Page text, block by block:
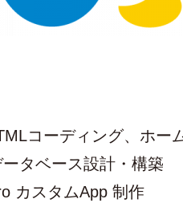
コーディング、ホー
ータベース設計・構築
カスタムApp 制作